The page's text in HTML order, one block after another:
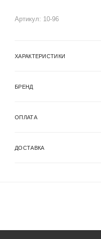
Артикул: 10-96
ХАРАКТЕРИСТИКИ
БРЕНД
ОПЛАТА
ДОСТАВКА